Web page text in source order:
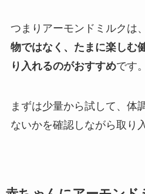
つまりアーモンドミルクは、
物ではなく、たまに楽しむ
り入れるのがおすすめです。
まずは少量から試して、体
ないかを確認しながら取り